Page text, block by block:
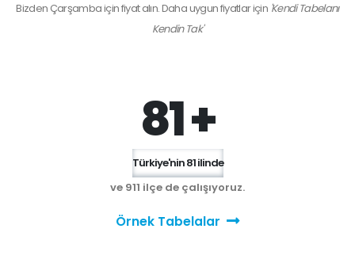
Bizden Çarşambaiçin fiyat alın. Daha uygun fiyatlar için 'Kendi Tabelanı
Kendin Tak'
81 +
Türkiye'nin 81 ilinde
ve 911 ilçe de çalışıyoruz.
Örnek Tabelalar